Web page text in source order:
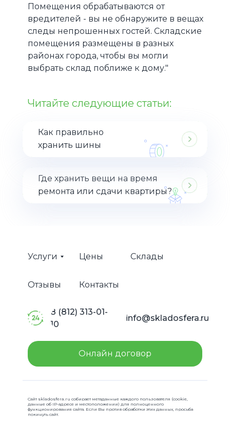
Читайте следующие статьи:
Где хранить вещи на время
ремонта или сдачи квартиры?
Как правильно
хранить шины
Помещения обрабатываются от
вредителей - вы не обнаружите в вещах
следы непрошенных гостей. Складские
помещения размещены в разных
районах города, чтобы вы могли
выбрать склад поближе к дому."
Услуги Цены Склады
Отзывы Контакты
Онлайн договор
8 (812) 313-01-
10
info@skladosfera.ru
Сайт skladosfera.ru собирает метаданные каждого пользователя (cookie,
данные об IP-адресе и местоположении) для полноценного
функционирования сайта. Если Вы против обработки этих данных, просьба
покинуть сайт.